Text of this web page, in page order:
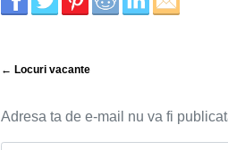
← Locuri vacante
Adresa ta de e-mail nu va fi